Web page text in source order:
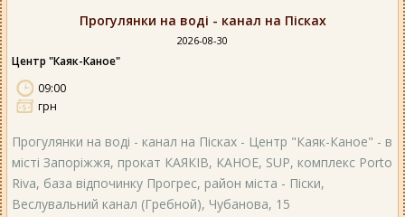
Прогулянки на воді - канал на Пісках
2026-08-30
Центр "Каяк-Каное"
09:00
грн
Прогулянки на воді - канал на Пісках - Центр "Каяк-Каное" - в
місті Запоріжжя, прокат КАЯКІВ, КАНОЕ, SUP, комплекс Porto
Riva, база відпочинку Прогрес, район міста - Піски,
Веслувальний канал (Гребной), Чубанова, 15